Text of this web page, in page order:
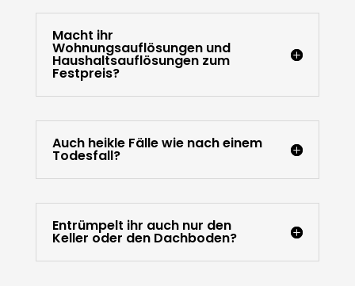
Macht ihr
Wohnungsauflösungen und
Haushaltsauflösungen zum
Festpreis?
Auch heikle Fälle wie nach einem
Todesfall?
Entrümpelt ihr auch nur den
Keller oder den Dachboden?